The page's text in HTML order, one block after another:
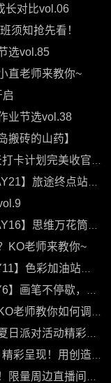
长对比vol.06
须知抢先看！
选vol.85
直老师来教你~
业节选vol.38
搬砖的山药】
卡计划完美收官！
点站，梦想绽放时！
花筒，奇思妙想屋！
KO老师来教你~
油站，灵感大碰撞！
歇，灵感全迸发！
师教你如何调整~
派对活动精彩定格
创造力点亮璀璨星图！
直播间等你抱回家！